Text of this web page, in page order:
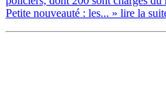
Petite nouveauté : les... » lire la